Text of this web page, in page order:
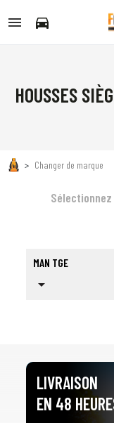
directions_car
HOUSSES
Changer de marque
MAN TGE
arrow_drop_down
LIVRAISON
EN 48